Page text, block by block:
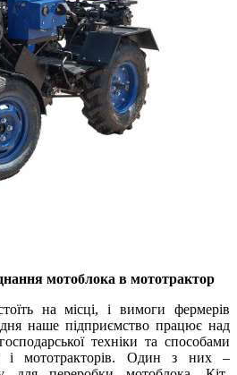
мотоблока в мототрактор
на місці, і вимоги фермерів
наше підприємство працює над
техніки та способами
і мототракторів. Один з них –